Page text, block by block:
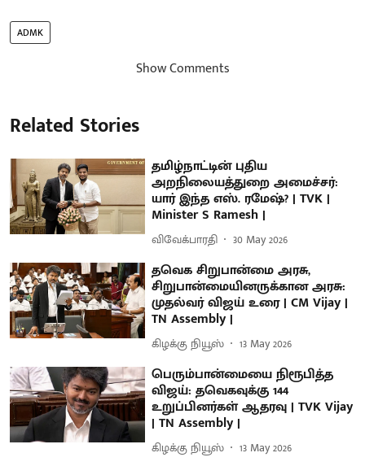
ADMK
Show Comments
Related Stories
தமிழ்நாட்டின் புதிய
அறநிலையத்துறை அமைச்சர்:
யார் இந்த எஸ். ரமேஷ்? | TVK |
Minister S Ramesh |
விவேக்பாரதி 30 May 2026
தவெக சிறுபான்மை அரசு,
சிறுபான்மையினருக்கான அரசு:
முதல்வர் விஜய் உரை | CM Vijay |
TN Assembly |
கிழக்கு நியூஸ் 13 May 2026
பெரும்பான்மையை நிரூபித்த
விஜய்: தவெகவுக்கு 144
உறுப்பினர்கள் ஆதரவு | TVK Vijay
| TN Assembly |
கிழக்கு நியூஸ் 13 May 2026